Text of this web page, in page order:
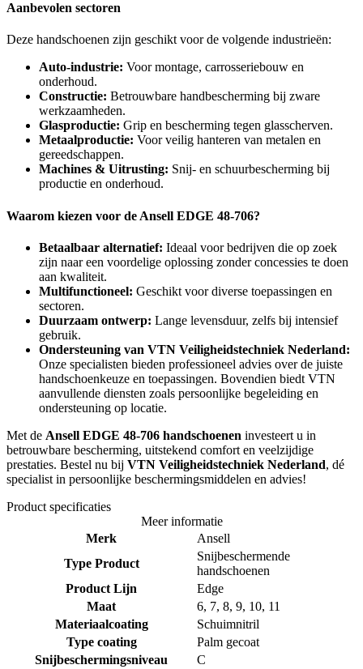
Aanbevolen sectoren
Deze handschoenen zijn geschikt voor de volgende industrieën:
Auto-industrie: Voor montage, carrosseriebouw en
onderhoud.
Constructie: Betrouwbare handbescherming bij zware
werkzaamheden.
Glasproductie: Grip en bescherming tegen glasscherven.
Metaalproductie: Voor veilig hanteren van metalen en
gereedschappen.
Machines & Uitrusting: Snij- en schuurbescherming bij
productie en onderhoud.
Waarom kiezen voor de Ansell EDGE 48-706?
Betaalbaar alternatief: Ideaal voor bedrijven die op zoek
zijn naar een voordelige oplossing zonder concessies te doen
aan kwaliteit.
Multifunctioneel: Geschikt voor diverse toepassingen en
sectoren.
Duurzaam ontwerp: Lange levensduur, zelfs bij intensief
gebruik.
Ondersteuning van VTN Veiligheidstechniek Nederland:
Onze specialisten bieden professioneel advies over de juiste
handschoenkeuze en toepassingen. Bovendien biedt VTN
aanvullende diensten zoals persoonlijke begeleiding en
ondersteuning op locatie.
Met de Ansell EDGE 48-706 handschoenen investeert u in
betrouwbare bescherming, uitstekend comfort en veelzijdige
prestaties. Bestel nu bij VTN Veiligheidstechniek Nederland, dé
specialist in persoonlijke beschermingsmiddelen en advies!
Product specificaties
Meer informatie
Merk
Ansell
Type Product
Snijbeschermende
handschoenen
Product Lijn
Edge
Maat
6, 7, 8, 9, 10, 11
Materiaalcoating
Schuimnitril
Type coating
Palm gecoat
Snijbeschermingsniveau
C